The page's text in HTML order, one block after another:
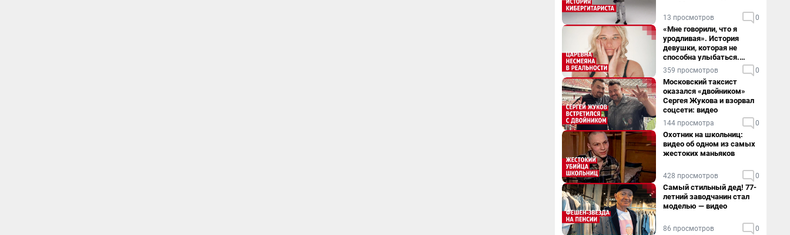
13 просмотров 0
«Мне говорили, что я
уродливая». История
девушки, которая не
способна улыбаться.
Видео
359 просмотров 0
Московский таксист
оказался «двойником»
Сергея Жукова и взорвал
соцсети: видео
144 просмотра 0
Охотник на школьниц:
видео об одном из самых
жестоких маньяков
428 просмотров 0
Самый стильный дед! 77-
летний заводчанин стал
моделью — видео
86 просмотров 0